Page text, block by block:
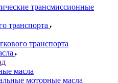
трансмиссионные
транспорта
транспорта
масла
моторные масла